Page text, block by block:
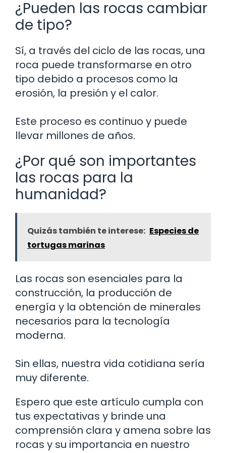
¿Pueden las rocas cambiar
de tipo?
Sí, a través del ciclo de las rocas, una
roca puede transformarse en otro
tipo debido a procesos como la
erosión, la presión y el calor.
Este proceso es continuo y puede
llevar millones de años.
¿Por qué son importantes
las rocas para la
humanidad?
Quizás también te interese: Especies de
tortugas marinas
Las rocas son esenciales para la
construcción, la producción de
energía y la obtención de minerales
necesarios para la tecnología
moderna.
Sin ellas, nuestra vida cotidiana sería
muy diferente.
Espero que este artículo cumpla con
tus expectativas y brinde una
comprensión clara y amena sobre las
rocas y su importancia en nuestro